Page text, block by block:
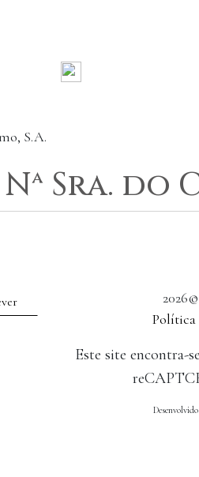
S.A.
Sra. do
Política
Este site encontra-